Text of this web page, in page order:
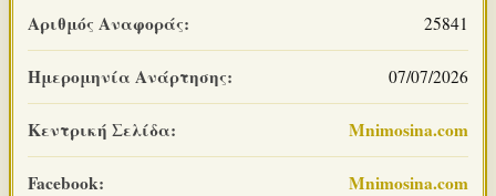
Αριθμός Αναφοράς: 25841
Ημερομηνία Ανάρτησης: 07/07/2026
Κεντρική Σελίδα: Mnimosina.com
Facebook: Mnimosina.com